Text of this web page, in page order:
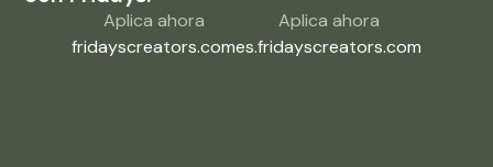
Aplica ahora
fridayscreators.com
Aplica ahora
es.fridayscreators.com